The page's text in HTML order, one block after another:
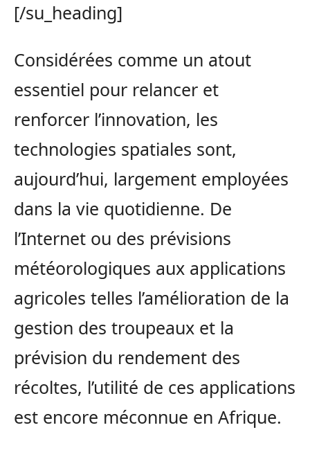
[/su_heading]
Considérées comme un atout
essentiel pour relancer et
renforcer l’innovation, les
technologies spatiales sont,
aujourd’hui, largement employées
dans la vie quotidienne. De
l’Internet ou des prévisions
météorologiques aux applications
agricoles telles l’amélioration de la
gestion des troupeaux et la
prévision du rendement des
récoltes, l’utilité de ces applications
est encore méconnue en Afrique.